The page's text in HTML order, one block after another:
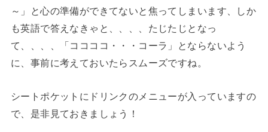
～」と心の準備ができてないと焦ってしまいます、しか
も英語で答えなきゃと、、、、たじたじとなっ
て、、、、「ココココ・・・コーラ」とならないよう
に、事前に考えておいたらスムーズですね。
シートポケットにドリンクのメニューが入っていますの
で、是非見ておきましょう！